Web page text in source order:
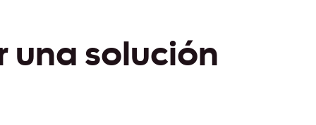
una solución